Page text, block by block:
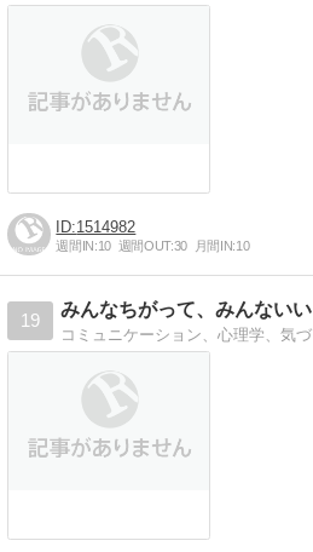
1514982
週間IN:10 週間OUT:30 月間IN:10
19
みんなちがって、みんないい